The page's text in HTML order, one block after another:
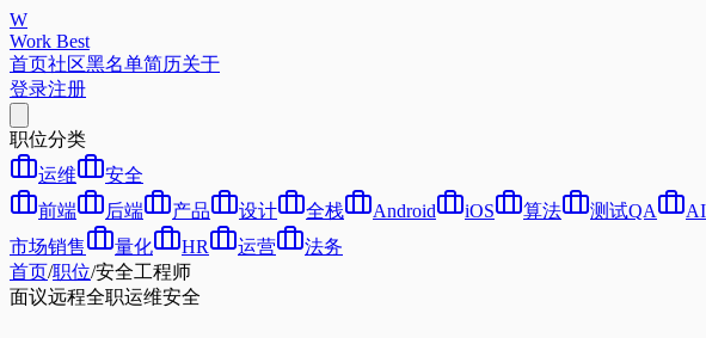
W
Work Best
首页社区黑名单简历关于
登录注册
职位分类
运维
安全
前端
后端 产品 设计 全栈 Android iOS 算法 测试QA
市场销售
量化 HR 运营
法务
首页/职位/安全工程师
面议远程全职运维安全